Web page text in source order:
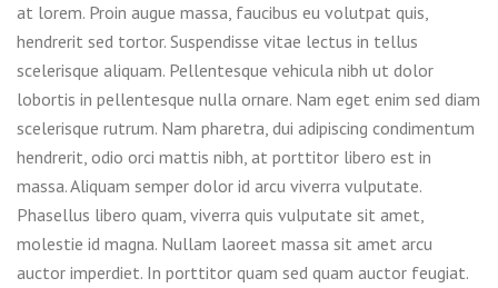
at lorem. Proin augue massa, faucibus eu volutpat quis,
hendrerit sed tortor. Suspendisse vitae lectus in tellus
scelerisque aliquam. Pellentesque vehicula nibh ut dolor
lobortis in pellentesque nulla ornare. Nam eget enim sed diam
scelerisque rutrum. Nam pharetra, dui adipiscing condimentum
hendrerit, odio orci mattis nibh, at porttitor libero est in
massa. Aliquam semper dolor id arcu viverra vulputate.
Phasellus libero quam, viverra quis vulputate sit amet,
molestie id magna. Nullam laoreet massa sit amet arcu
auctor imperdiet. In porttitor quam sed quam auctor feugiat.